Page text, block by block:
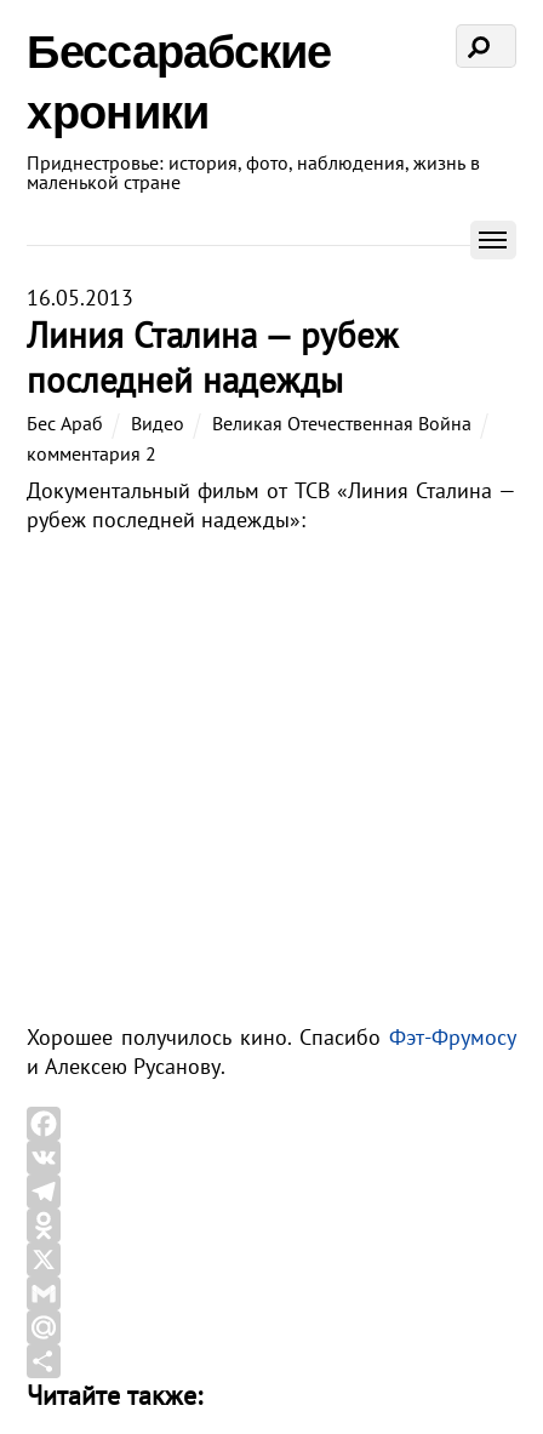
Бессарабские
хроники
Приднестровье: история, фото, наблюдения, жизнь в
маленькой стране
16.05.2013
Линия Сталина — рубеж
последней надежды
Бес Араб Видео
Великая Отечественная Война
комментария 2
Документальный фильм от ТСВ «Линия Сталина —
рубеж последней надежды»:
Хорошее получилось кино. Спасибо Фэт-Фрумосу
и Алексею Русанову.
F
a
c
e
b
o
o
k
V
K
T
e
l
e
g
r
O
d
n
o
k
X
G
m
a
M
a
О
Читайте также: